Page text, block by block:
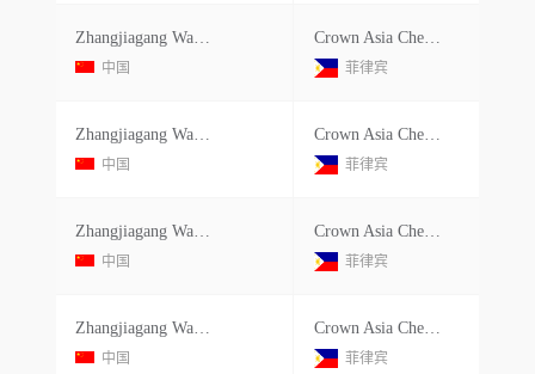
Zhangjiagang Wanzhong Mchinery Co.ltd.
中国
Crown Asia Chemicals Corp.
菲律宾
Zhangjiagang Wanzhong Mchinery Co.ltd.
中国
Crown Asia Chemicals Corp.
菲律宾
Zhangjiagang Wanzhong Mchinery Co.ltd.
中国
Crown Asia Chemicals Corp.
菲律宾
Zhangjiagang Wanzhong Mchinery Co.ltd.
中国
Crown Asia Chemicals Corp.
菲律宾